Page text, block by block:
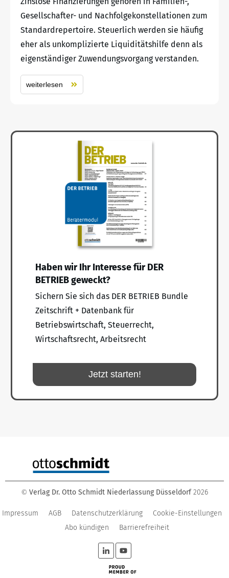
Gesellschafter- und Nachfolgekonstellationen zum
Standardrepertoire. Steuerlich werden sie häufig
eher als unkomplizierte Liquiditätshilfe denn als
eigenständiger Zuwendungsvorgang verstanden.
weiterlesen
Haben wir Ihr Interesse für DER
BETRIEB geweckt?
Sichern Sie sich das DER BETRIEB Bundle
Zeitschrift + Datenbank für
Betriebswirtschaft, Steuerrecht,
Wirtschaftsrecht, Arbeitsrecht
Jetzt starten!
© Verlag Dr. Otto Schmidt Niederlassung Düsseldorf 2026
Impressum AGB Datenschutzerklärung
Cookie-Einstellungen
Abo kündigen
Barrierefreiheit